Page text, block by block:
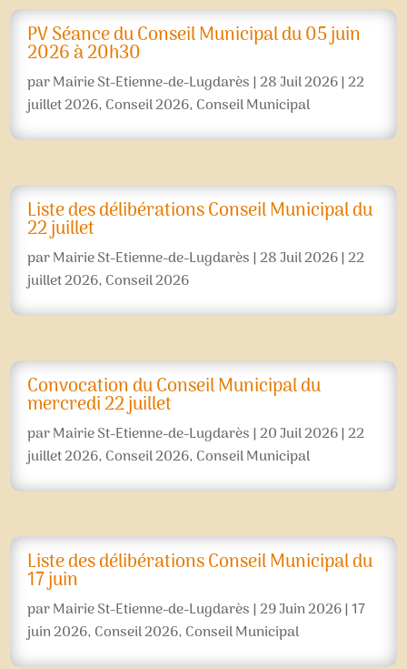
PV Séance du Conseil Municipal du 05 juin
2026 à 20h30
parMairie St-Etienne-de-Lugdarès|28 Juil 2026|22
juillet 2026, Conseil 2026, Conseil Municipal
Liste des délibérations Conseil Municipal du
22 juillet
parMairie St-Etienne-de-Lugdarès|28 Juil 2026|22
juillet 2026, Conseil 2026
Convocation du Conseil Municipal du
mercredi 22 juillet
parMairie St-Etienne-de-Lugdarès|20 Juil 2026|22
juillet 2026, Conseil 2026, Conseil Municipal
Liste des délibérations Conseil Municipal du
17 juin
parMairie St-Etienne-de-Lugdarès|29 Juin 2026|17
juin 2026, Conseil 2026, Conseil Municipal